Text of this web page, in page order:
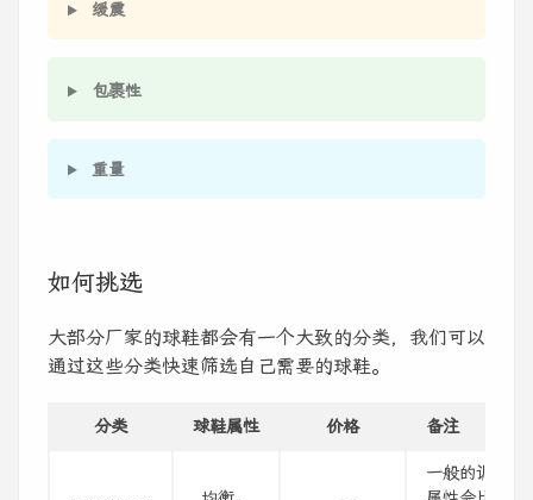
缓震
包裹性
重量
如何挑选
大部分厂家的球鞋都会有一个大致的分类，我们可以
通过这些分类快速筛选自己需要的球鞋。
分类 球鞋属性 价格 备注
一般的训练